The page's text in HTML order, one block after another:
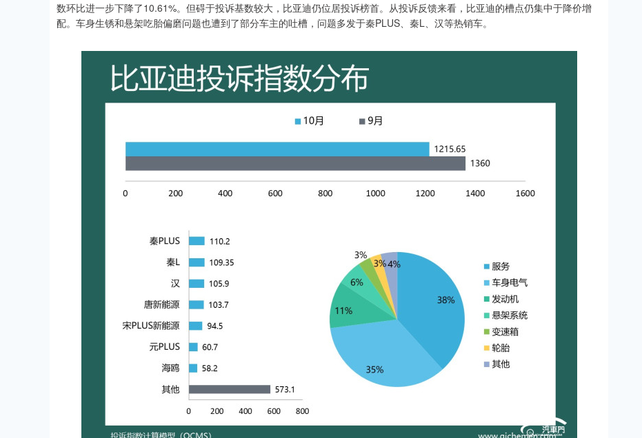
数环比进一步下降了10.61%。但碍于投诉基数较大，比亚迪仍位居投诉榜首。从投诉反馈来看，比亚迪的槽点仍集中于降价增
配。车身生锈和悬架吃胎偏磨问题也遭到了部分车主的吐槽，问题多发于秦PLUS、秦L、汉等热销车。